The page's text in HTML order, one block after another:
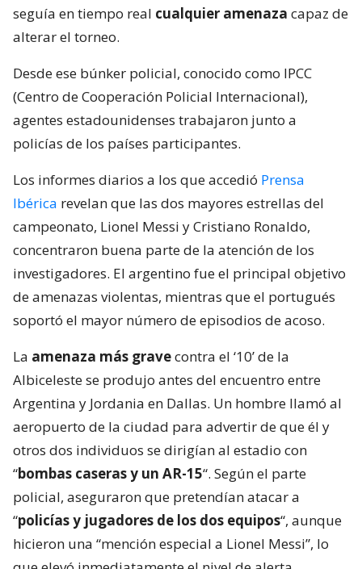
seguía en tiempo real cualquier amenaza capaz de
alterar el torneo.
Desde ese búnker policial, conocido como IPCC
(Centro de Cooperación Policial Internacional),
agentes estadounidenses trabajaron junto a
policías de los países participantes.
Los informes diarios a los que accedió Prensa
Ibérica revelan que las dos mayores estrellas del
campeonato, Lionel Messi y Cristiano Ronaldo,
concentraron buena parte de la atención de los
investigadores. El argentino fue el principal objetivo
de amenazas violentas, mientras que el portugués
soportó el mayor número de episodios de acoso.
La amenaza más gravecontra el ‘10’ de la
Albiceleste se produjo antes del encuentro entre
Argentina y Jordania en Dallas. Un hombre llamó al
aeropuerto de la ciudad para advertir de que él y
otros dos individuos se dirigían al estadio con
“bombas caseras y un AR-15“. Según el parte
policial, aseguraron que pretendían atacar a
“policías y jugadores de los dos equipos“, aunque
hicieron una “mención especial a Lionel Messi”, lo